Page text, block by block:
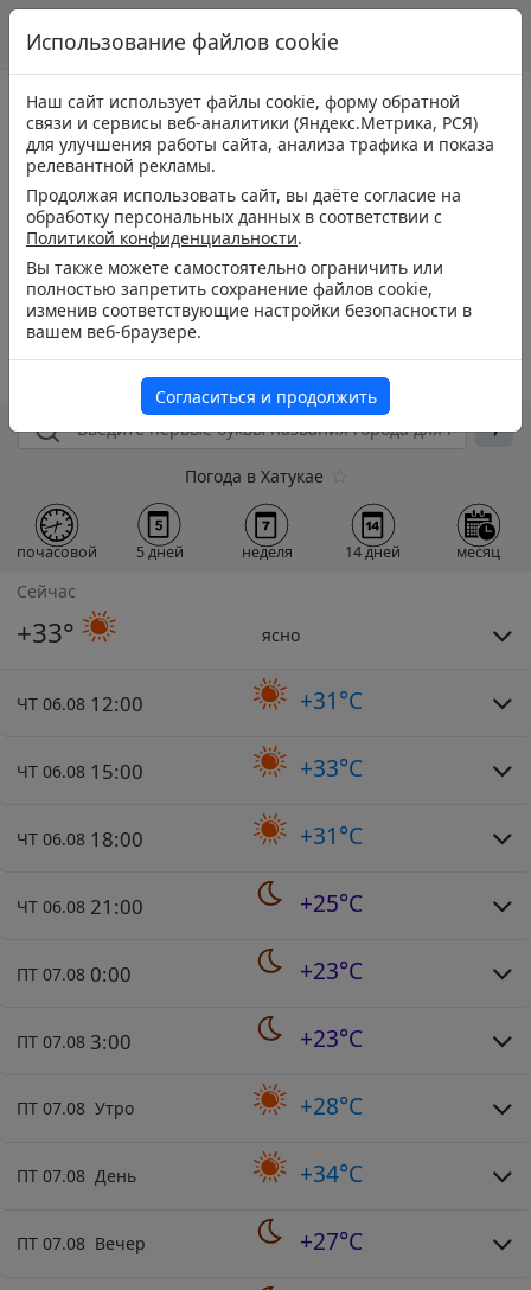
Погода в Хатукае
почасовой 5 дней неделя 14 дней месяц
Сейчас
+33° ясно
ЧТ 06.08 12:00 +31°C
ЧТ 06.08 15:00 +33°C
ЧТ 06.08 18:00 +31°C
ЧТ 06.08 21:00 +25°C
ПТ 07.08 0:00 +23°C
ПТ 07.08 3:00 +23°C
ПТ 07.08 Утро +28°C
ПТ 07.08 День +34°C
ПТ 07.08 Вечер +27°C
Использование файлов cookie
Наш сайт использует файлы cookie, форму обратной
связи и сервисы веб-аналитики (Яндекс.Метрика, РСЯ)
для улучшения работы сайта, анализа трафика и показа
релевантной рекламы.
Продолжая использовать сайт, вы даёте согласие на
обработку персональных данных в соответствии с
Политикой конфиденциальности.
Вы также можете самостоятельно ограничить или
полностью запретить сохранение файлов cookie,
изменив соответствующие настройки безопасности в
вашем веб-браузере.
Согласиться и продолжить